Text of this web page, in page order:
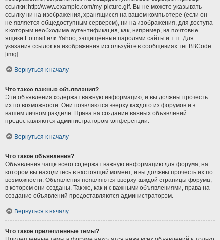
ссылки: http://www.example.com/my-picture.gif. Вы не можете указывать
ссылку ни на изображения, хранящиеся на вашем компьютере (если он
не является общедоступным сервером), ни на изображения, для доступа
к которым необходима аутентификация, как, например, на почтовые
ящики Hotmail или Yahoo, защищённые паролями сайты и т. п. Для
указания ссылок на изображения используйте в сообщениях тег BBCode
[img].
Вернуться к началу
Что такое важные объявления?
Эти объявления содержат важную информацию, и вы должны прочесть
их по возможности. Они появляются вверху каждого из форумов и в
вашем личном разделе. Права на создание важных объявлений
предоставляются администратором конференции.
Вернуться к началу
Что такое объявления?
Объявления чаще всего содержат важную информацию для форума, на
котором вы находитесь в настоящий момент, и вы должны прочесть их по
возможности. Объявления появляются вверху каждой страницы форума,
в котором они созданы. Так же, как и с важными объявлениями, права на
создание объявлений предоставляются администратором.
Вернуться к началу
Что такое прилепленные темы?